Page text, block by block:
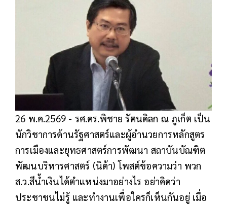
26 พ.ค.2569 - รศ.ดร.พิชาย รัตนดิลก ณ ภูเก็ต เป็น
นักวิชาการด้านรัฐศาสตร์และผู้อำนวยการหลักสูตร
การเมืองและยุทธศาสตร์การพัฒนา สถาบันบัณฑิต
พัฒนบริหารศาสตร์ (นิด้า) โพสต์ข้อความว่า พวก
ส.ว.สีน้ำเงินได้ตำแหน่งมาอย่างไร อย่าคิดว่า
ประชาชนไม่รู้ และทำงานเพื่อใครก็เห็นกันอยู่ เมื่อ